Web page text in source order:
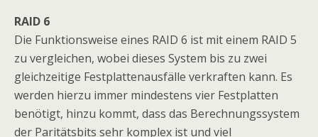
RAID 6
Die Funktionsweise eines RAID 6 ist mit einem RAID 5
zu vergleichen, wobei dieses System bis zu zwei
gleichzeitige Festplattenausfälle verkraften kann. Es
werden hierzu immer mindestens vier Festplatten
benötigt, hinzu kommt, dass das Berechnungssystem
der Paritätsbits sehr komplex ist und viel